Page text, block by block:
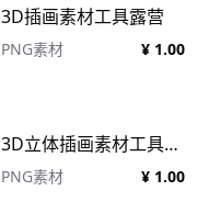
3D插画素材工具露营
PNG素材 ¥ 1.00
3D立体插画素材工具汽车模型
PNG素材 ¥ 1.00